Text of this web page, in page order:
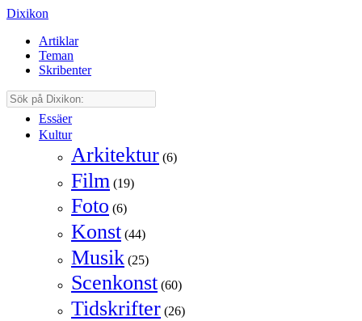
Dixikon
Artiklar
Teman
Skribenter
Essäer
Kultur
Arkitektur (6)
Film (19)
Foto (6)
Konst (44)
Musik (25)
Scenkonst (60)
Tidskrifter (26)